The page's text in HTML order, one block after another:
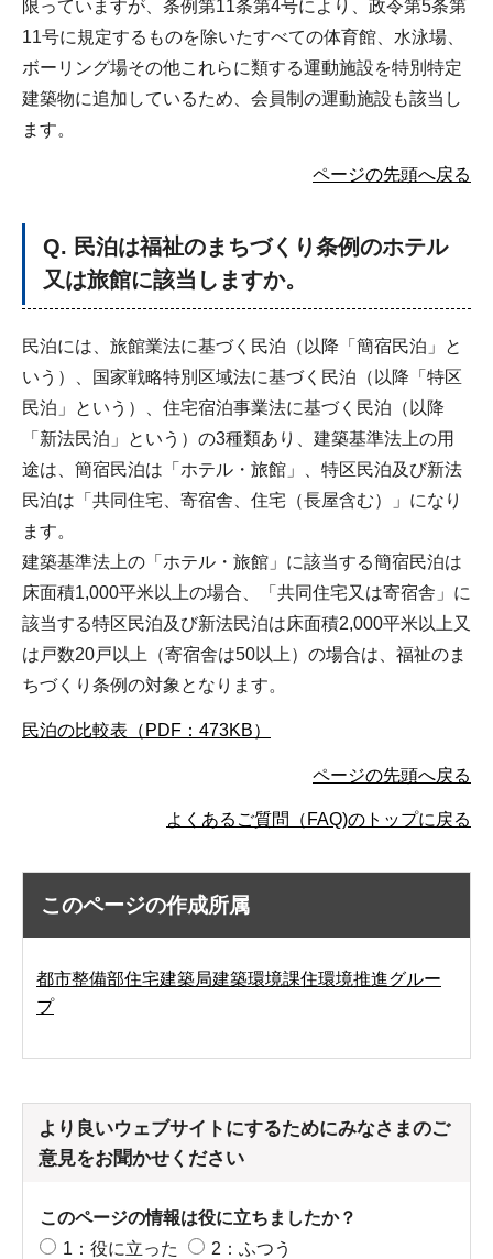
限っていますが、条例第11条第4号により、政令第5条第
11号に規定するものを除いたすべての体育館、水泳場、
ボーリング場その他これらに類する運動施設を特別特定
建築物に追加しているため、会員制の運動施設も該当し
ます。
ページの先頭へ戻る
Q. 民泊は福祉のまちづくり条例のホテル
又は旅館に該当しますか。
民泊には、旅館業法に基づく民泊（以降「簡宿民泊」と
いう）、国家戦略特別区域法に基づく民泊（以降「特区
民泊」という）、住宅宿泊事業法に基づく民泊（以降
「新法民泊」という）の3種類あり、建築基準法上の用
途は、簡宿民泊は「ホテル・旅館」、特区民泊及び新法
民泊は「共同住宅、寄宿舎、住宅（長屋含む）」になり
ます。
建築基準法上の「ホテル・旅館」に該当する簡宿民泊は
床面積1,000平米以上の場合、「共同住宅又は寄宿舎」に
該当する特区民泊及び新法民泊は床面積2,000平米以上又
は戸数20戸以上（寄宿舎は50以上）の場合は、福祉のま
ちづくり条例の対象となります。
民泊の比較表（PDF：473KB）
ページの先頭へ戻る
よくあるご質問（FAQ)のトップに戻る
このページの作成所属
都市整備部住宅建築局建築環境課住環境推進グルー
プ
より良いウェブサイトにするためにみなさまのご
意見をお聞かせください
このページの情報は役に立ちましたか？
1：役に立った
2：ふつう